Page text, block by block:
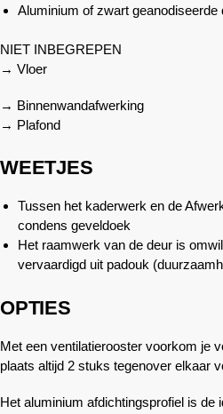
Aluminium of zwart geanodiseerde
NIET INBEGREPEN
→ Vloer
→ Binnenwandafwerking
→ Plafond
WEETJES
Tussen het kaderwerk en de
condens geveldoek
Het raamwerk van de deur is
vervaardigd uit padouk
OPTIES
Met een ventilatierooster voorkom je
plaats altijd 2 stuks tegenover elkaar
Het aluminium afdichtingsprofiel is de